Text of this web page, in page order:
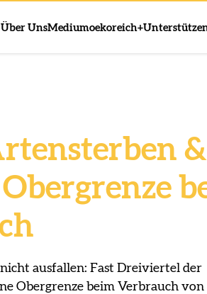
Über UnsMediumoekoreich+
&
ausfallen: Fast Dreiviertel der
Obergrenze beim Verbrauch von